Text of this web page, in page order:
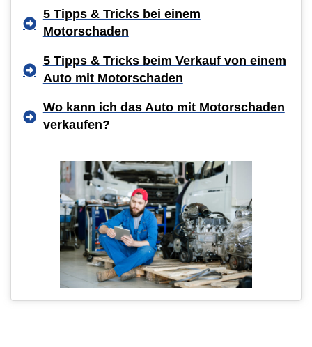
5 Tipps & Tricks bei einem
Motorschaden
5 Tipps & Tricks beim Verkauf von einem
Auto mit Motorschaden
Wo kann ich das Auto mit Motorschaden
verkaufen?